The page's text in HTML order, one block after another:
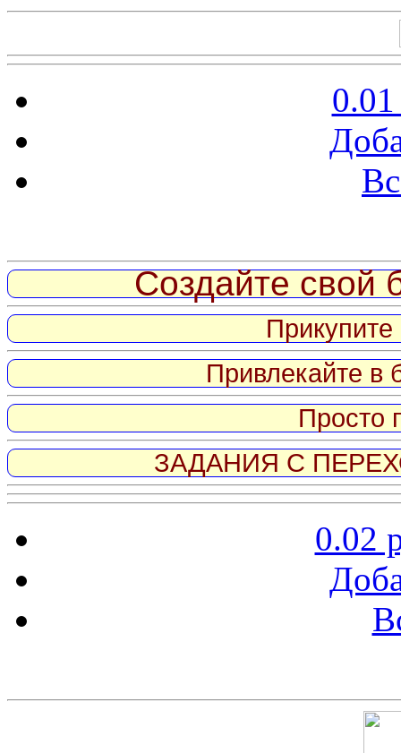
Создайте свой
Привлекайте в
Просто
ЗАДАНИЯ С
0.02